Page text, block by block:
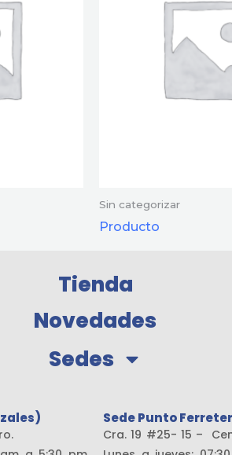
Sin categorizar
Producto
Tienda
Novedades
Sedes
Centro.
Sede Punto
Cra. 19 #25-